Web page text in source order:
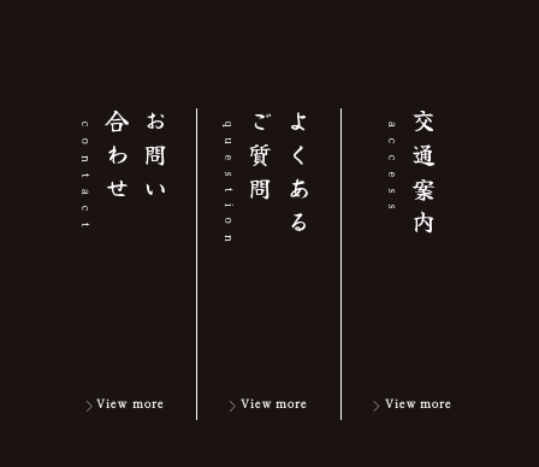
お
問
い
合
わ
せ
contact
View more
よ
く
あ
る
ご
質
問
question
View more
交通案内
access
View more